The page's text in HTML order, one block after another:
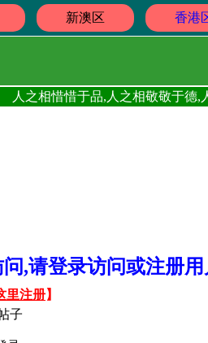
新澳区 香港
人之相惜惜于品,人之相敬敬于德
问,请登录访问或注册
里注册】
子